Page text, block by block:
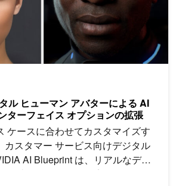
ル ヒューマン アバターによる AI
ターフェイス オプションの拡張
ケースに合わせてカスタマイズす
カスタマー サービス向けデジタル
AI Blueprint は、リアルなデジ
作成を始めるのに最適です。